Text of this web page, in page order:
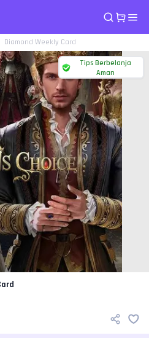
Diamond Weekly Card
Tips Berbelanja
Aman